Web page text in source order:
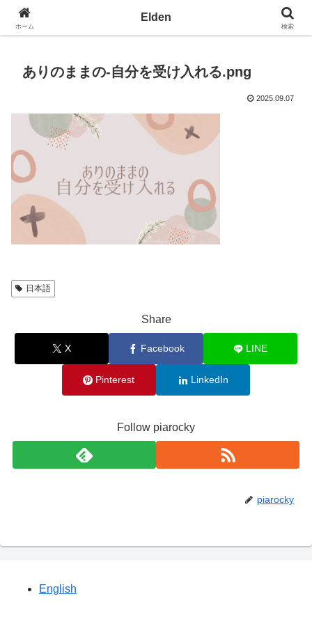
光の園エルデン - 地球を愛の星へ
ありのままの-自分を受け入れる.png
2025.09.07
日本語
Share
X Facebook LINE
Pinterest LinkedIn
Follow piarocky
piarocky
English
ホーム
Elden
検索